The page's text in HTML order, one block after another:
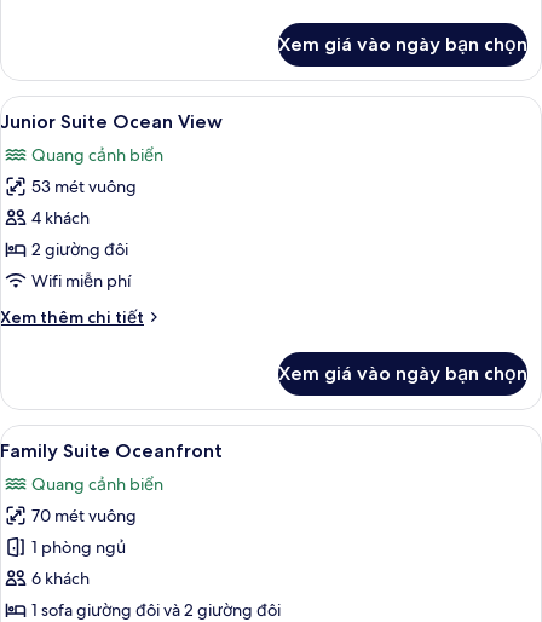
Junior
Suite
Oceanfront
Xem giá vào ngày bạn chọn
Xem
tất
cả
ảnh
Junior
Suite
Ocean
Junior Suite Ocean View | Bộ đồ
6
Junior Suite Ocean View
Quang cảnh biển
53 mét vuông
4 khách
2 giường đôi
Wifi miễn phí
Xem thêm chi tiết
Chi
Junior
Suite
Ocean
Xem giá vào ngày bạn chọn
Xem
tất
cả
ảnh
Family
Suite
Oceanfront
Bộ đồ giường kháng dị ứng, chăn
9
Family Suite Oceanfront
Quang cảnh biển
70 mét vuông
1 phòng ngủ
6 khách
1 sofa giường đôi và 2 giường đôi